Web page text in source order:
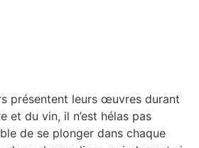
présentent leurs œuvres durant
et du vin, il n’est hélas pas
de se plonger dans chaque